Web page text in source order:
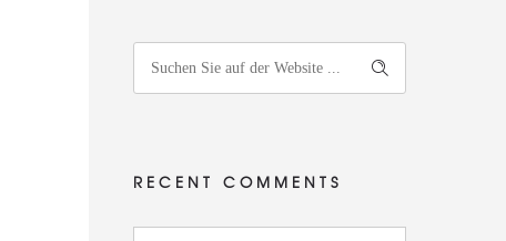
RECENT COMMENTS